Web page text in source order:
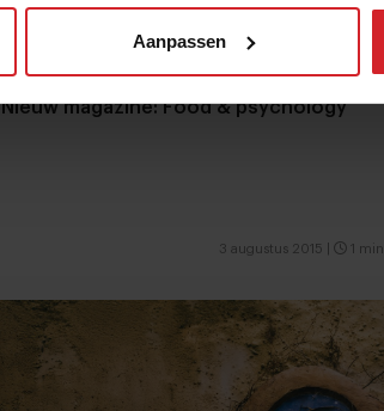
Aanpassen
Nieuw magazine: Food & psychology
3 augustus 2015 1 min